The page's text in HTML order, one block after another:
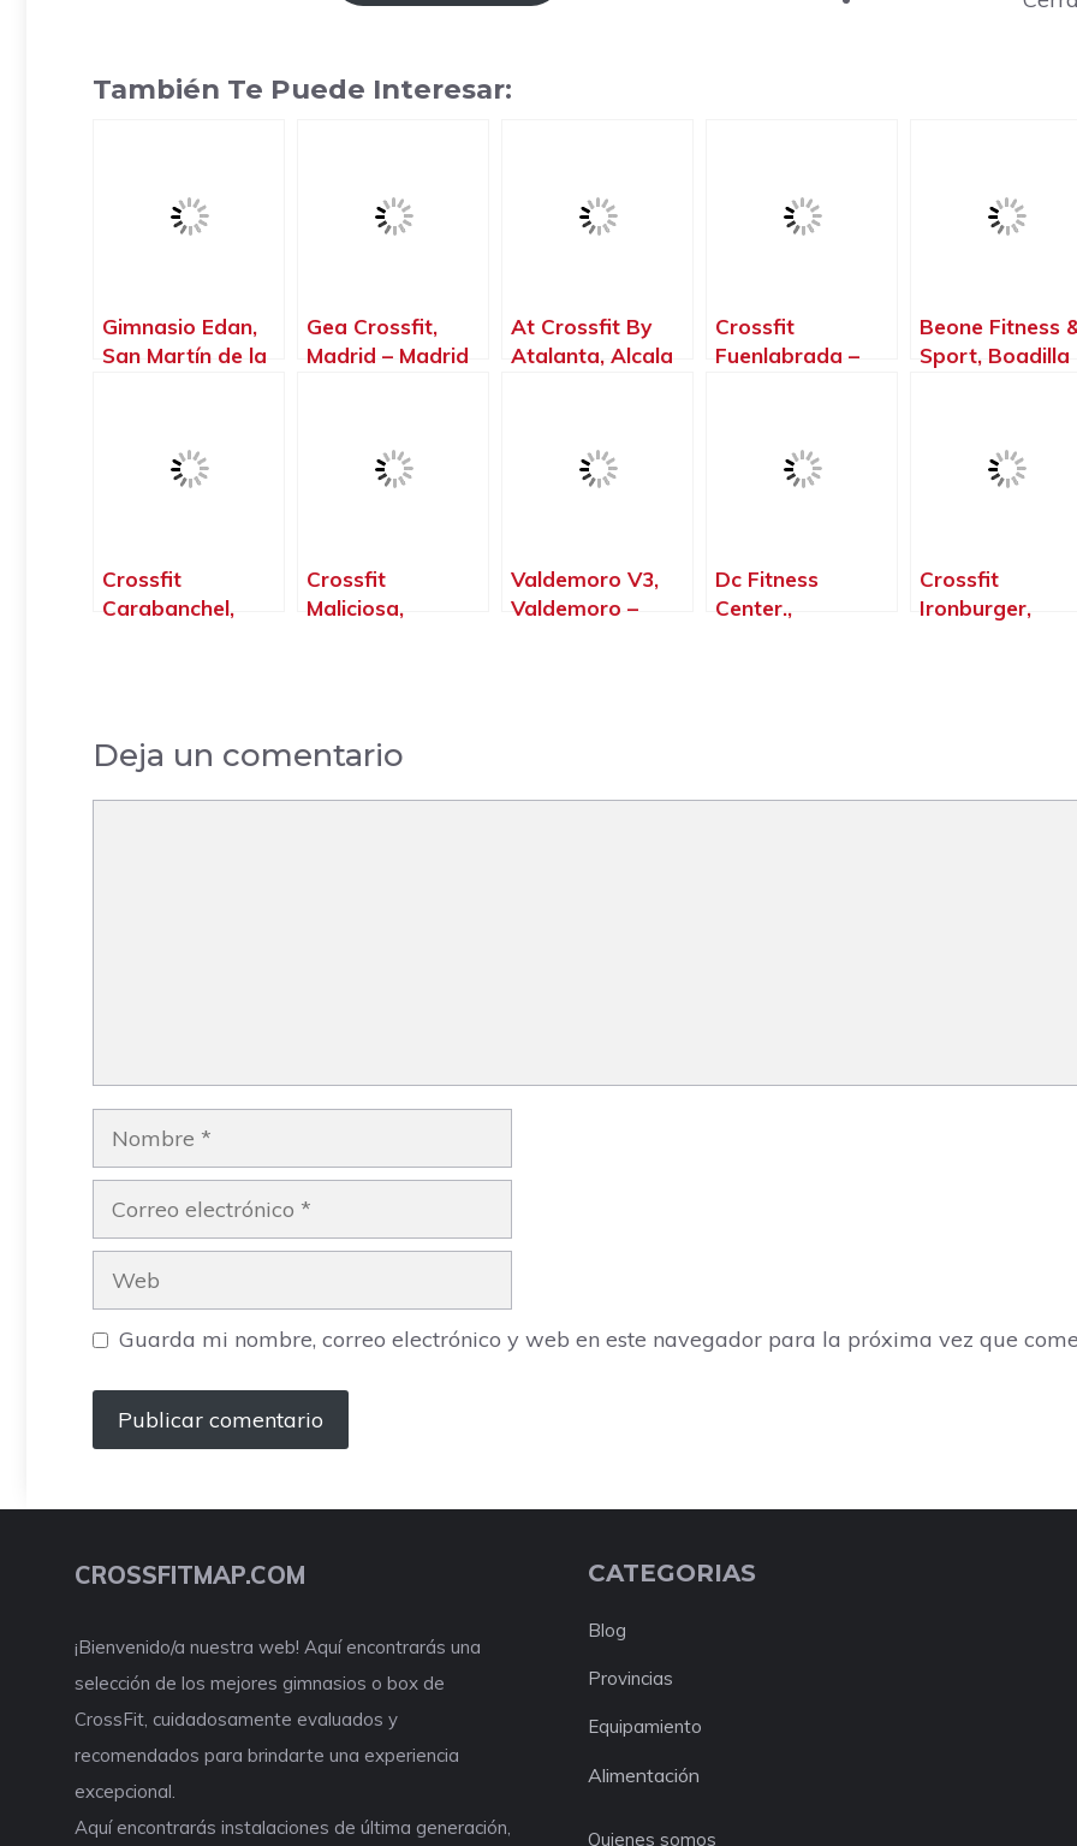
También Te Puede Interesar:
Gimnasio Edan,
San Martín de la
Gea Crossfit,
Madrid – Madrid
At Crossfit By
Atalanta, Alcala
Crossfit
Fuenlabrada –
Fuenlabrada –
Beone Fitness
Sport, Boadilla
Crossfit
Carabanchel,
Crossfit
Maliciosa,
Valdemoro V3,
Valdemoro –
Dc Fitness
Center.,
Crossfit
Ironburger,
Deja un comentario
Nombre
Correo
electrónico
Web
Guarda mi nombre, correo electrónico y web en este navegador para la próxima vez que
CROSSFITMAP.COM
¡Bienvenido/a nuestra web! Aquí encontrarás una
selección de los mejores gimnasios o box de
CrossFit, cuidadosamente evaluados y
recomendados para brindarte una experiencia
excepcional.
Aquí encontrarás instalaciones de última generación,
CATEGORIAS
Blog
Provincias
Equipamiento
Alimentación
Quienes somos